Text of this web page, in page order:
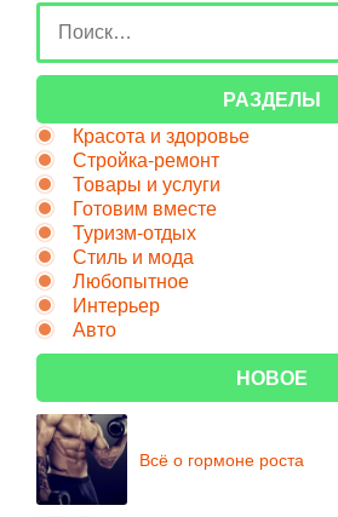
РАЗДЕЛЫ
Красота и здоровье
Стройка-ремонт
Товары и услуги
Готовим вместе
Туризм-отдых
Стиль и мода
Любопытное
Интерьер
Авто
НОВОЕ
Всё о гормоне роста